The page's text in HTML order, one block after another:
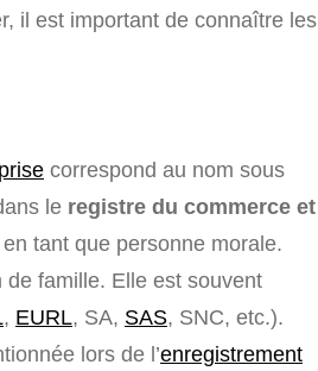
il est important de connaître les
correspond au nom sous
le registre du commerce et
tant que personne morale.
famille. Elle est souvent
, EURL, SA, SAS, SNC, etc.).
lors de l’enregistrement